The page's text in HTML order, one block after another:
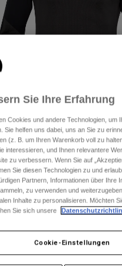
Hosen
& Zubehör
parts
Pullover
Jersey Rawtec
ganze Kithier.
Sie Ihre Erfahrung
Cookies und andere Technologien, um
Sie helfen uns dabei, uns an Sie zu
(z. B. um Ihren Warenkorb voll zu
interessieren, und Ihnen relevantere
zu verbessern. Wenn Sie auf
Sie diesen Technologien zu und
Partnern, Informationen über Ihre
zu verwenden und
Inhalte zu personalisieren. Möchten
Sie sich unsere
Cookie-Einstellungen